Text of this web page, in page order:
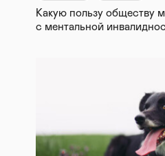
Какую пользу обществу
с ментальной